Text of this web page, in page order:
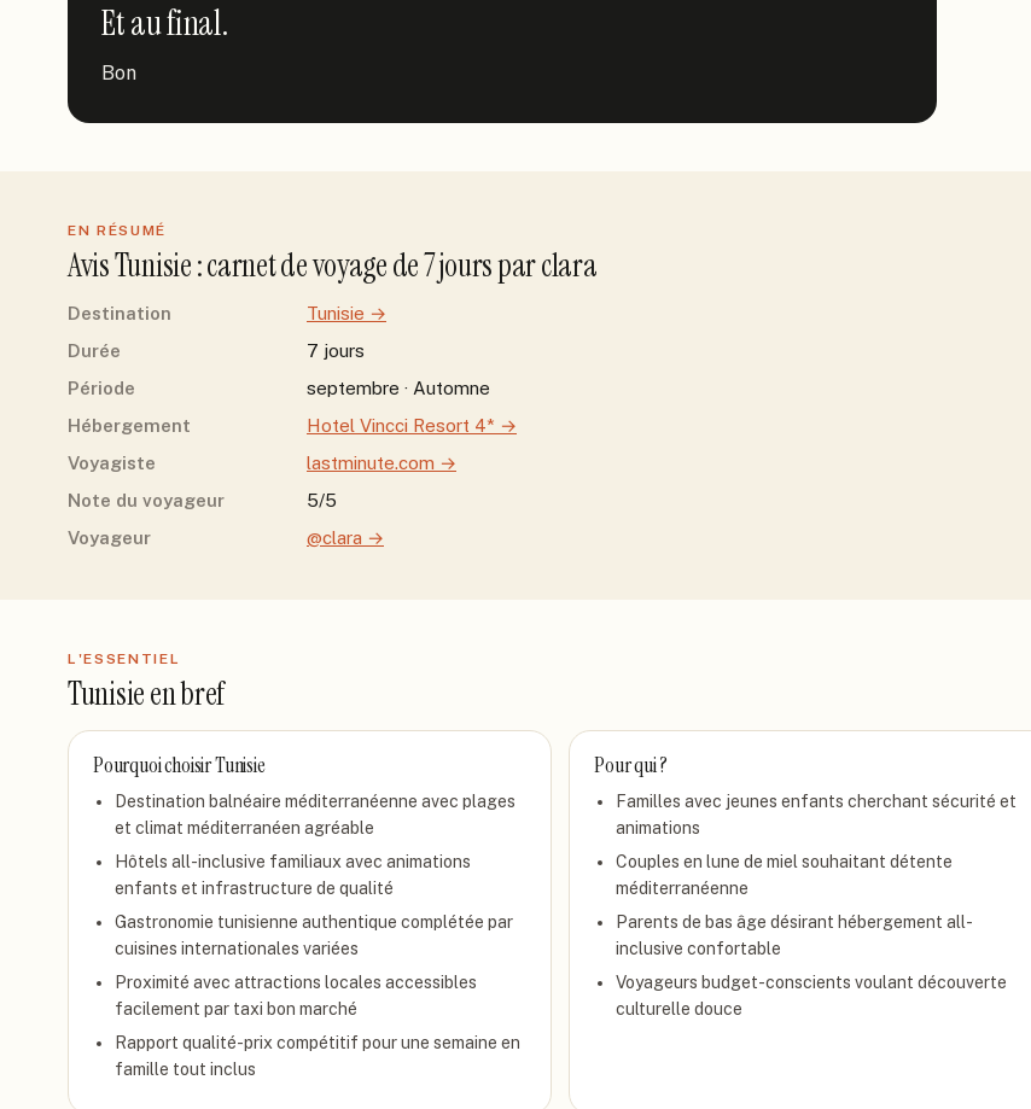
Et au final.
Bon
EN RÉSUMÉ
AvisTunisie: carnet de voyage de7joursparclara
Destination Tunisie →
Durée
7 jours
Période
septembre · Automne
Hébergement
Hotel Vincci Resort 4* →
Voyagiste
lastminute.com →
Note du voyageur
5/5
Voyageur
@clara →
L'ESSENTIEL
Tunisieen bref
Pourquoi choisirTunisie
Destination balnéaire méditerranéenne avec plages
et climat méditerranéen agréable
Hôtels all-inclusive familiaux avec animations
enfants et infrastructure de qualité
Gastronomie tunisienne authentique complétée par
cuisines internationales variées
Proximité avec attractions locales accessibles
facilement par taxi bon marché
Rapport qualité-prix compétitif pour une semaine en
famille tout inclus
Pour qui ?
Familles avec jeunes enfants cherchant sécurité et
animations
Couples en lune de miel souhaitant détente
méditerranéenne
Parents de bas âge désirant hébergement all-
inclusive confortable
Voyageurs budget-conscients voulant découverte
culturelle douce